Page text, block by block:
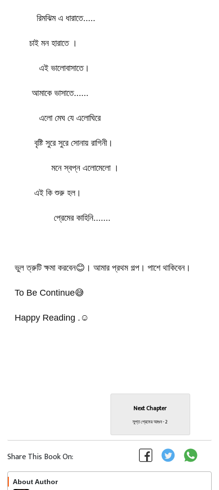
রিমঝিম এ ধারাতে.....
চাই মন হারাতে ।
এই ভালোবাসাতে।
আমাকে ভাসাতে......
এলো মেঘ যে এলোঘিরে
বৃষ্টি সুরে সুরে সোনায় রাগিনী।
মনে স্বপ্ন এলোমেলো ।
এই কি শুরু হল।
প্রেমের কাহিনি.......
ভুল ত্রুটি ক্ষমা করবেন😊। আমার প্রথম গল্প। পাশে থাকিবেন।
To Be Continue😅
Happy Reading .☺️
Next Chapter
সুপ্ত প্রেমের আগুন - 2
Share This Book On:
About Author